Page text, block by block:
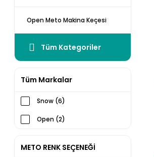
Open Meto Makina Keçesi
Tüm Kategoriler
Tüm Markalar
Snow (6)
Open (2)
METO RENK SEÇENEĞİ